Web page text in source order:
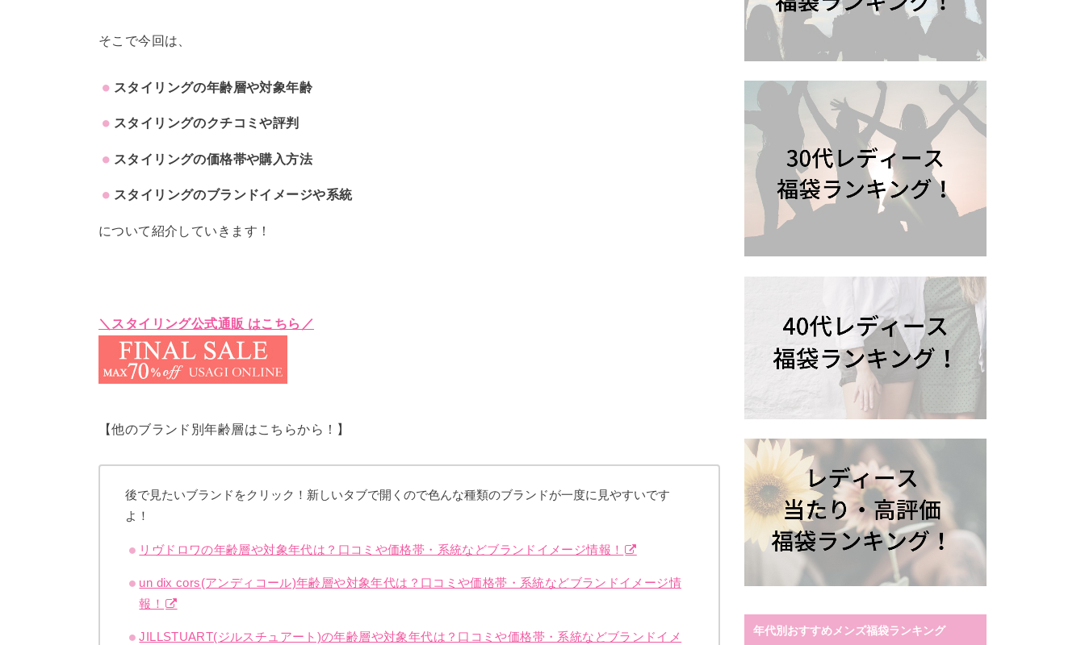
そこで今回は、
スタイリングの年齢層や対象年齢
スタイリングのクチコミや評判
スタイリングの価格帯や購入方法
スタイリングのブランドイメージや系統
について紹介していきます！
＼スタイリング公式通販 はこちら／
【他のブランド別年齢層はこちらから！】
後で見たいブランドをクリック！新しいタブで開くので色んな種類のブランドが一度に見やすいです
よ！
リヴドロワの年齢層や対象年代は？口コミや価格帯・系統などブランドイメージ情報！
un dix cors(アンディコール)年齢層や対象年代は？口コミや価格帯・系統などブランドイメージ情
報！
JILLSTUART(ジルスチュアート)の年齢層や対象年代は？口コミや価格帯・系統などブランドイメ
年代別おすすめメンズ福袋ランキング